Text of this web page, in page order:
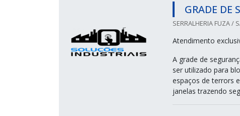
GRADE DE
SERRALHERIA FUZA /
Atendimento
A grade de
ser utilizado para
espaços de terrors
janelas trazendo